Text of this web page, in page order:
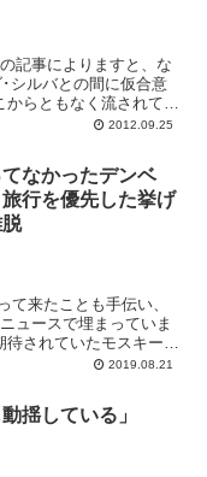
シルバとの間に仮合意
らともなく流されてい
2012.09.25
なかったデンベ
行を優先した挙げ
来たことも手伝い、
ュースで埋まっていま
待されていたモスキー
ョナル意識の低さに変
2019.08.21
揺している」